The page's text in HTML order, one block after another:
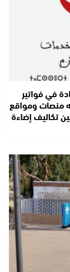
في فواتير
منصات ومواقع
تكاليف إضاءة